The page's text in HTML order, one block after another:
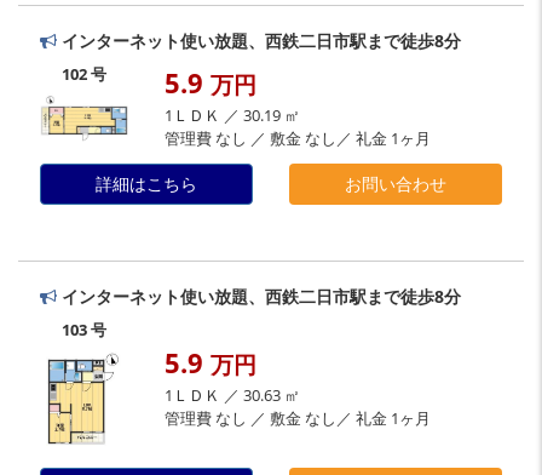
インターネット使い放題、西鉄二日市駅まで徒歩8分
102 号 5.9 万円
1ＬＤＫ ／ 30.19 ㎡
管理費 なし ／ 敷金 なし／ 礼金 1ヶ月
詳細はこちら お問い合わせ
インターネット使い放題、西鉄二日市駅まで徒歩8分
103 号
5.9 万円
1ＬＤＫ ／ 30.63 ㎡
管理費 なし ／ 敷金 なし／ 礼金 1ヶ月